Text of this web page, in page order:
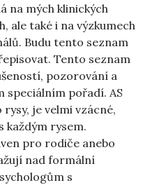
na mých klinických
ale také i na výzkumech
Budu tento seznam
Tento seznam
pozorování a
speciálním pořadí. AS
je velmi vzácné,
každým rysem.
pro rodiče anebo
nad formální
s